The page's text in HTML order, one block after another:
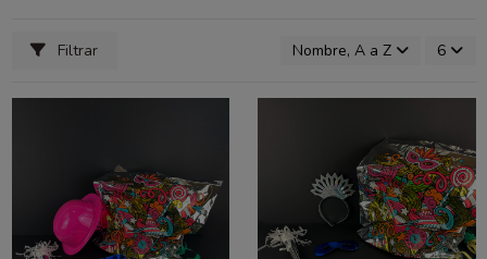
Filtrar Nombre, A a Z 6